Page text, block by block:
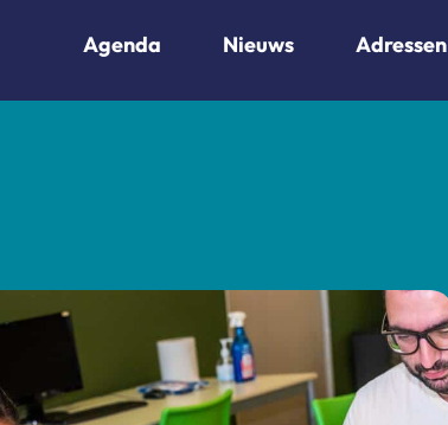
Agenda Nieuws Adressen